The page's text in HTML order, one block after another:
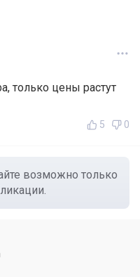
только цены растут
5 0
возможно только